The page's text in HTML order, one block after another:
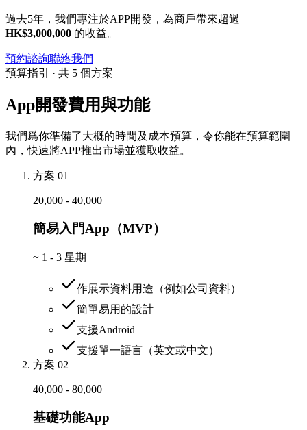
過去5年，我們專注於APP開發，為商戶帶來超過
HK$3,000,000 的收益。
預約諮詢聯絡我們
預算指引 · 共 5 個方案
App開發費用與功能
我們爲你準備了大概的時間及成本預算，令你能在預算範圍
內，快速將APP推出市場並獲取收益。
方案 01
20,000 - 40,000
簡易入門App（MVP）
~ 1 - 3 星期
作展示資料用途（例如公司資料）
簡單易用的設計
支援Android
支援單一語言（英文或中文）
方案 02
40,000 - 80,000
基礎功能App